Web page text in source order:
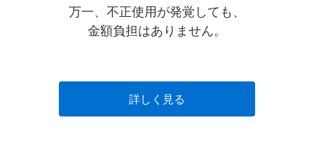
万一、不正使用が発覚しても、
金額負担はありません。
詳しく見る